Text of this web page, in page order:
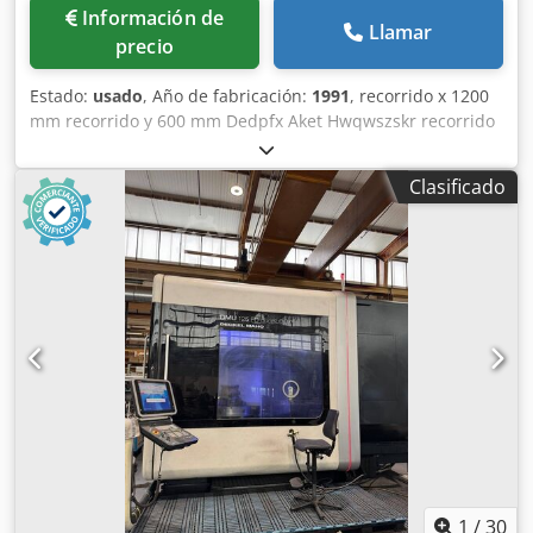
Información de
precio
Llamar
Estado: usado, Año de fabricación: 1991, recorrido x 1200
mm recorrido y 600 mm Dedpfx Aket Hwqwszskr recorrido
z 600 mm Potencia total necesaria 25 kW Peso de la
máquina aprox. 11,5 toneladas M A H O Centro de
mecanizado universal controlado por CNC en diseño de
bancada Tipo MH 1200 S (#120012) Construido en 1991,
pero parcialmente revisado y modernizado por MMD en
2007 _____ Eje X (longitudinal) X 1.200 mm Eje Y (vertical) Y
600 mm Eje Z (transversal) Z 600 mm Tamaño de la mesa
(mesa giratoria CNC) 1.000 x 800 mm Proyección máx. 900
mm Soporte de husillo SK 40 Velocidades del husillo
(continuo en 2 etapas) 20 - 6.300 rpm Peso de la pieza
aprox. 1.000 kg Avance/marcha rápida en eje XYZ 1 - 4.000
/ 12.000 mm/min Avance/marcha rápida en eje B 1-
1500°/10 rpm Accionamiento del husillo 15 kW
Accionamiento total aprox. 25 kW - 380 V - 50 Hz Peso
aprox. 11.500 kg ( LxAxH=2,95 x 3,70 x 2,80) Accesorios /
equipamiento especial: - MAHO CNC - Control de
Clasificado
1 /30